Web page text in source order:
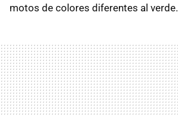
motos de colores diferentes al verde.